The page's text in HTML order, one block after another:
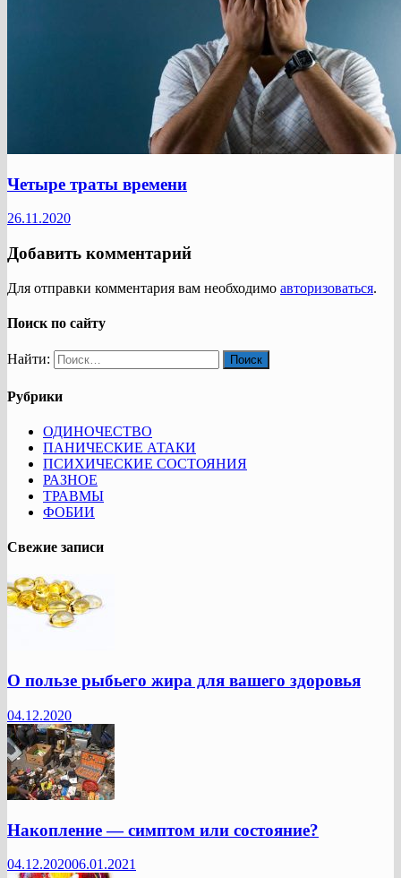
Четыре траты времени
26.11.2020
Добавить комментарий
Для отправки комментария вам необходимо авторизоваться.
Поиск по сайту
Найти:
Рубрики
ОДИНОЧЕСТВО
ПАНИЧЕСКИЕ АТАКИ
ПСИХИЧЕСКИЕ СОСТОЯНИЯ
РАЗНОЕ
ТРАВМЫ
ФОБИИ
Свежие записи
О пользе рыбьего жира для вашего здоровья
04.12.2020
Накопление — симптом или состояние?
04.12.202006.01.2021